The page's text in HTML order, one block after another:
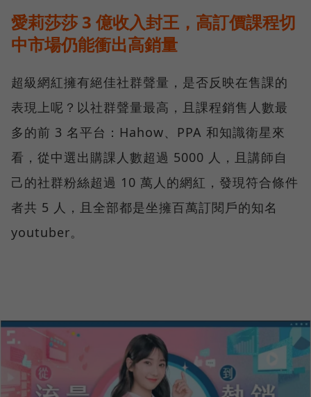
愛莉莎莎 3 億收入封王，高訂價課程切
中市場仍能衝出高銷量
超級網紅擁有絕佳社群聲量，是否反映在售課的
表現上呢？以社群聲量最高，且課程銷售人數最
多的前 3 名平台：Hahow、PPA 和知識衛星來
看，從中選出購課人數超過 5000 人，且講師自
己的社群粉絲超過 10 萬人的網紅，發現符合條件
者共 5 人，且全部都是坐擁百萬訂閱戶的知名
youtuber。